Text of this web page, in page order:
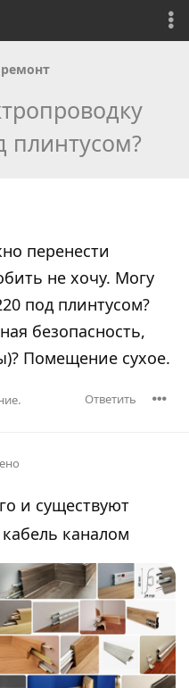
плинтусом?
перенести
не хочу. Могу
под плинтусом?
безопасность,
Помещение сухое.
Ответить
и существуют
каналом